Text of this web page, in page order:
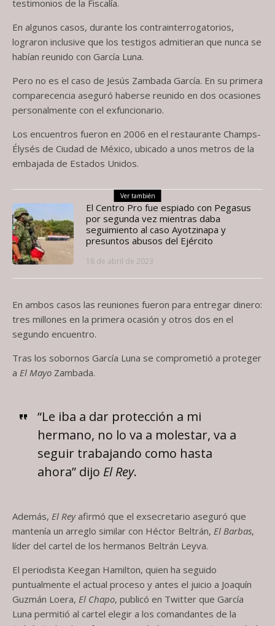
testimonios de la Fiscalía.
En algunos casos, durante los contrainterrogatorios,
lograron inclusive que los testigos admitieran que nunca se
habían reunido con García Luna.
Pero no es el caso de Jesús Zambada García. En su primera
comparecencia aseguró haberse reunido en dos ocasiones
personalmente con el exfuncionario.
Los encuentros fueron en 2006 en el restaurante Champs-
Élysés de Ciudad de México, ubicado a unos metros de la
embajada de Estados Unidos.
Ver también
El Centro Pro fue espiado con Pegasus
por segunda vez mientras daba
seguimiento al caso Ayotzinapa y
presuntos abusos del Ejército
18 de abril de 2023
En ambos casos las reuniones fueron para entregar dinero:
tres millones en la primera ocasión y otros dos en el
segundo encuentro.
Tras los sobornos García Luna se comprometió a proteger
a El Mayo Zambada.
“Le iba a dar protección a mi
hermano, no lo va a molestar, va a
seguir trabajando como hasta
ahora” dijo El Rey.
Además, El Reyafirmó que el exsecretario aseguró que
mantenía un arreglo similar con Héctor Beltrán, El Barbas,
líder del cartel de los hermanos Beltrán Leyva.
El periodista Keegan Hamilton, quien ha seguido
puntualmente el actual proceso y antes el juicio a Joaquín
Guzmán Loera, El Chapo, publicó en Twitter que García
Luna permitió al cartel elegir a los comandantes de la